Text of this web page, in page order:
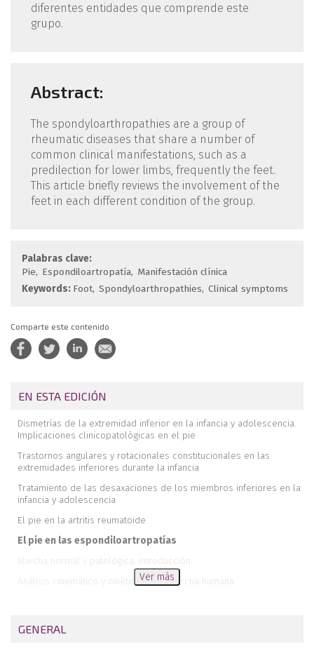
diferentes entidades que comprende este
grupo.
Abstract:
The spondyloarthropathies are a group of
rheumatic diseases that share a number of
common clinical manifestations, such as a
predilection for lower limbs, frequently the feet.
This article briefly reviews the involvement of the
feet in each different condition of the group.
Palabras clave:
Pie
Espondiloartropatía Manifestación clínica
Keywords: Foot Spondyloarthropathies Clinical symptoms
Comparte este contenido
EN ESTA EDICIÓN
Dismetrías de la extremidad inferior en la infancia y adolescencia.
Implicaciones clinicopatológicas en el pie
Trastornos angulares y rotacionales constitucionales en las
extremidades inferiores durante la infancia
Tratamiento de las desaxaciones de los miembros inferiores en la
infancia y adolescencia
El pie en la artritis reumatoide
El pie en las espondiloartropatías
Marcha normal y patológica. Introducción
Análisis cinemático y cinético de la marcha humana
Ver más
GENERAL